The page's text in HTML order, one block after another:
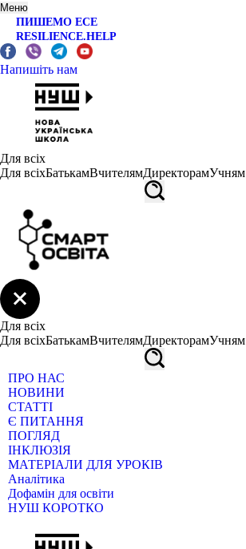
Меню
ПИШЕМО ЕСЕ
RESILIENCE.HELP
Напишіть нам
Для всіх
Для всіхБатькамВчителямДиректорамУчням
Для всіх
Для всіхБатькамВчителямДиректорамУчням
ПРО НАС
НОВИНИ
СТАТТІ
Є ПИТАННЯ
ПОГЛЯД
ІНКЛЮЗІЯ
МАТЕРІАЛИ ДЛЯ УРОКІВ
Аналітика
Дофамін для освіти
НУШ КОРОТКО